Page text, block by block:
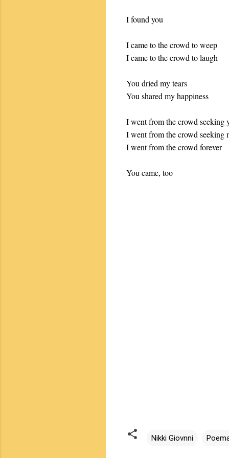
I found you
I came to the crowd to weep
I came to the crowd to laugh
You dried my tears
You shared my happiness
I went from the crowd seeking
I went from the crowd seeking
I went from the crowd forever
You came, too
If Black
viable
carry the
on
rain
and
to
sun
warm
and
and
You’re
You’ve
Nikki Giovnni